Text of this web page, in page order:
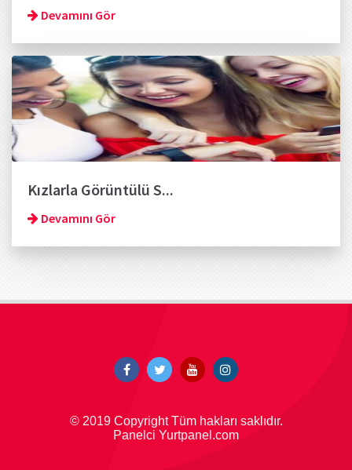
Devamını Gör
Kızlarla Görüntülü S...
Devamını Gör
© 2019 Copyright Tüm hakları saklıdır.
Panelci Yurtpanel.com